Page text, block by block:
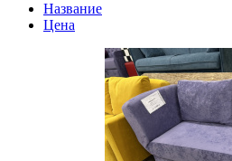
Название
Цена